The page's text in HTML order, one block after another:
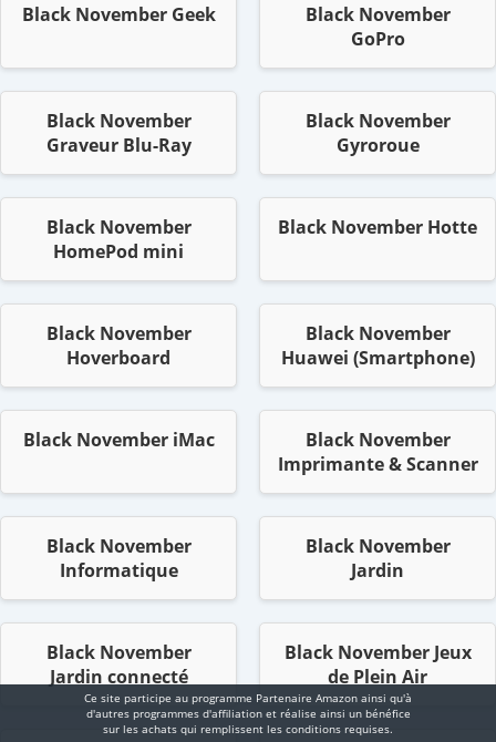
Black November Geek
Black November
GoPro
Black November
Graveur Blu-Ray
Black November
Gyroroue
Black November
HomePod mini
Black November Hotte
Black November
Hoverboard
Black November
Huawei (Smartphone)
Black November iMac
Black November
Imprimante & Scanner
Black November
Informatique
Black November
Jardin
Black November
Jardin connecté
Black November Jeux
de Plein Air
Ce site participe au programme Partenaire Αmazοn ainsi qu'à
d'autres programmes d'affiliation et réalise ainsi un bénéfice
sur les achats qui remplissent les conditions requises.